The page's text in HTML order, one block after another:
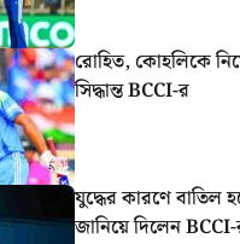
রোহিত, কোহলিকে
সিদ্ধান্ত BCCI-র
যুদ্ধের কারণে বাতিল
জানিয়ে দিলেন